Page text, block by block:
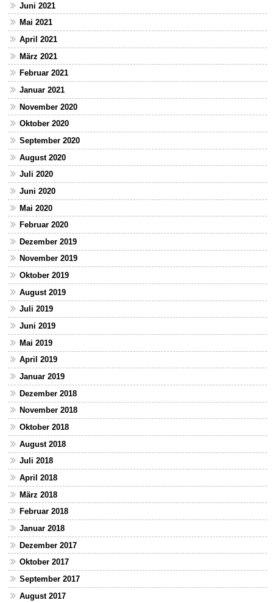
Juni 2021
Mai 2021
April 2021
März 2021
Februar 2021
Januar 2021
November 2020
Oktober 2020
September 2020
August 2020
Juli 2020
Juni 2020
Mai 2020
Februar 2020
Dezember 2019
November 2019
Oktober 2019
August 2019
Juli 2019
Juni 2019
Mai 2019
April 2019
Januar 2019
Dezember 2018
November 2018
Oktober 2018
August 2018
Juli 2018
April 2018
März 2018
Februar 2018
Januar 2018
Dezember 2017
Oktober 2017
September 2017
August 2017